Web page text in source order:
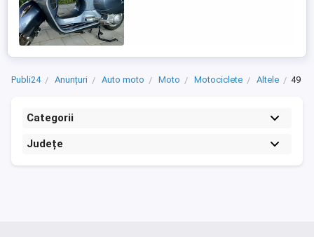
Publi24 Anunțuri Auto moto Moto Motociclete Altele 49
Categorii
Județe